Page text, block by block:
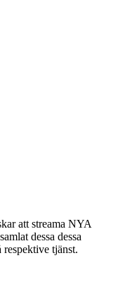
att streama NYA
dessa dessa
respektive tjänst.